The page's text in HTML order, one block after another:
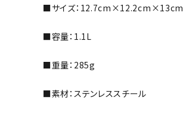
■サイズ：12.7cm×12.2cm×13cm
■容量：1.1L
■重量：285g
■素材：ステンレススチール